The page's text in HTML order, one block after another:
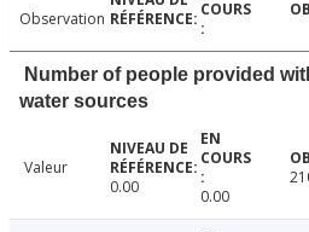
Observation
Number of people provided
water sources
Valeur
0.00
0.00